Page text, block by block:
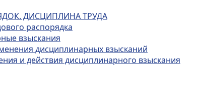
ДИСЦИПЛИНА ТРУДА
распорядка
взыскания
дисциплинарных взысканий
и действия дисциплинарного взыскания